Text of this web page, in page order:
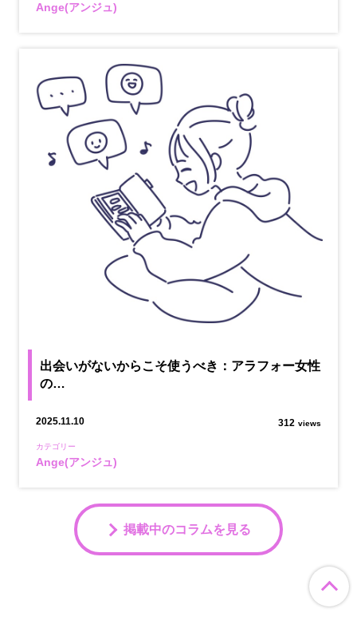
Ange(アンジュ)
出会いがないからこそ使うべき：アラフォー女性
の…
2025.11.10 312 views
カテゴリー
Ange(アンジュ)
掲載中のコラムを見る